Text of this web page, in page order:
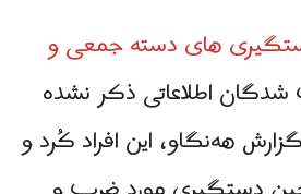
های دسته جمعی و
شدگان اطلاعاتی ذکر نشده
هه‌نگاو، این افراد کُرد و